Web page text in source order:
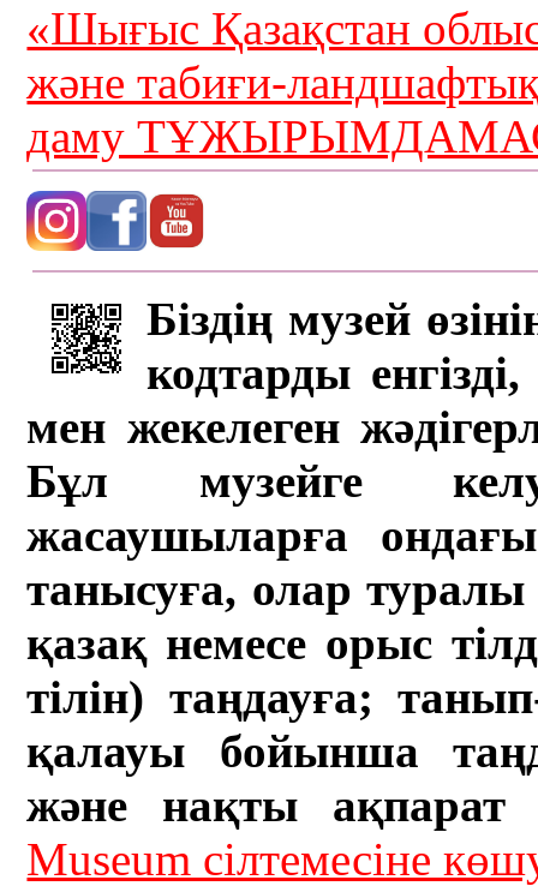
«Шығыс Қазақстан
және табиғи-
даму
Біздің музей
кодтарды
мен жекелеген
Бұл музейге
жасаушыларға
танысуға, олар туралы
қазақ немесе орыс
тілін) таңдауға;
қалауы бойынша
және нақты ақпарат
Museum сілтемесіне